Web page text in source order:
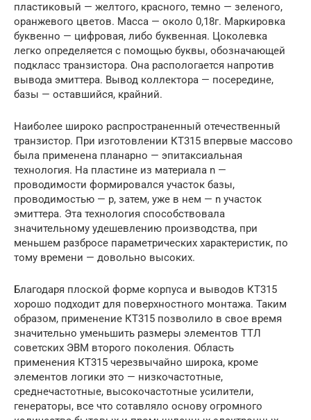
пластиковый — желтого, красного, темно — зеленого,
оранжевого цветов. Масса — около 0,18г. Маркировка
буквенно — цифровая, либо буквенная. Цоколевка
легко определяется с помощью буквы, обозначающей
подкласс транзистора. Она распологается напротив
вывода эмиттера. Вывод коллектора — посередине,
базы — оставшийся, крайний.
Наиболее широко распространенный отечественный
транзистор. При изготовлении КТ315 впервые массово
была применена планарно — эпитаксиальная
технология. На пластине из материала n —
проводимости формировался участок базы,
проводимостью — p, затем, уже в нем — n участок
эмиттера. Эта технология способствовала
значительному удешевлению производства, при
меньшем разбросе параметрических характеристик, по
тому времени — довольно высоких.
Благодаря плоской форме корпуса и выводов КТ315
хорошо подходит для поверхностного монтажа. Таким
образом, применение КТ315 позволило в свое время
значительно уменьшить размеры элементов ТТЛ
советских ЭВМ второго поколения. Область
применения КТ315 черезвычайно широка, кроме
элементов логики это — низкочастотные,
среднечастотные, высокочастотные усилители,
генераторы, все что сотавляло основу огромного